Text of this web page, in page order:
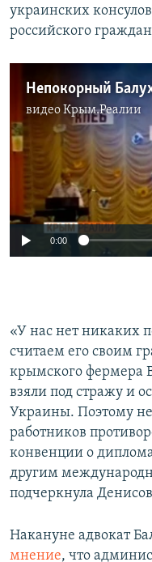
украинских
российского
Непокорный
видеоКрым.Реалии
No media
0:00
«У нас нет никаких
считаем его своим
крымского фермера
взяли под стражу и
Украины. Поэтому
работников
конвенции о
другим
подчеркнула
Накануне адвокат
мнение, что